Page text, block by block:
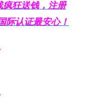
狂送钱，注册
际认证最安心！